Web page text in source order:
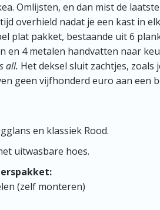
Omlijsten, en dan mist de
overhield nadat je een kast in
plat pakket, bestaande uit 6
en 4 metalen handvatten naar
all. Het deksel sluit zachtjes, zoals
geen vijfhonderd euro aan een
en klassiek Rood.
uitwasbare hoes.
(zelf monteren)